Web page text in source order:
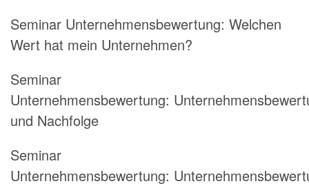
Seminar Unternehmensbewertung: Welchen
Wert hat mein Unternehmen?
Seminar
Unternehmensbewertung:
und Nachfolge
Seminar
Unternehmensbewertung: